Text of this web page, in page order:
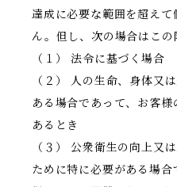
達成に必要な範囲を超え
ん。但し、次の場合はこの
（１） 法令に基づく場合
（２） 人の生命、身体又
ある場合であって、お客
あるとき
（３） 公衆衛生の向上又
ために特に必要がある場